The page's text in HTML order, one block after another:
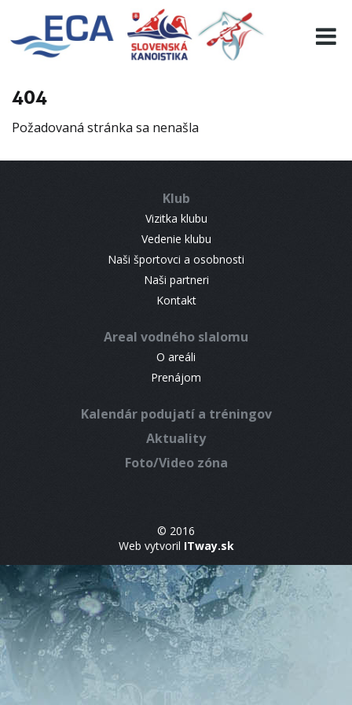
404
Požadovaná stránka sa nenašla
Klub
Vizitka klubu
Vedenie klubu
Naši športovci a osobnosti
Naši partneri
Kontakt
Areal vodného slalomu
O areáli
Prenájom
Kalendár podujatí a tréningov
Aktuality
Foto/Video zóna
© 2016
Web vytvoril ITway.sk
EURO 19
INFO
RESULTS
CONTACT